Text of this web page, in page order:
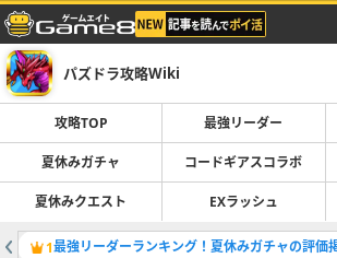
パズドラ攻略Wiki
攻略TOP 最強リーダー
夏休みガチャ コードギアスコラボ
夏休みクエスト EXラッシュ
1最強リーダーランキング！夏休みガチャの評価